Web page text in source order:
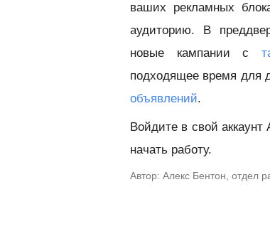
ваших рекламных
аудиторию. В
новые кампании с
подходящее время для
объявлений.
Войдите в свой
начать работу.
Автор: Алекс Бентон, отдел